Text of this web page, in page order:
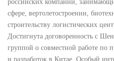
российских компаний,
сфере, вертолетостроении,
строительству логистических
Достигнута договоренность с
группой о совместной работе по
и разработок в Китае. Особый